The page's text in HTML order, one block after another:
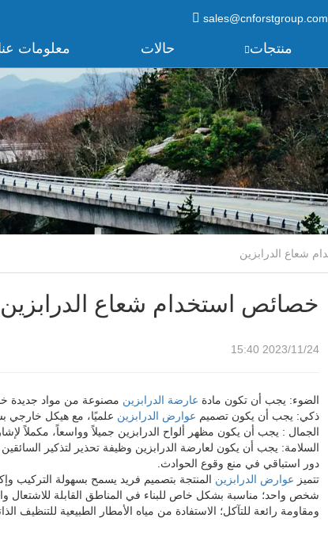
sales@cnforstgroup.com
منتجات حالات معلومات
خصائص استخدام شعاع الدرابزين
2023/11/24 15:40
الضوء: يجب أن تكون مادة عارضة الدرابزين مصنوعة من مواد جديدة
ذكي: يجب أن يكون تصميم عوارض الدرابزين علميًا، مع هيكل خارجي
الجمال : يجب أن يكون مظهر ألواح الدرابزين جميلاً وواسعاً، مكملاً
السلامة: يجب أن يكون لعارضة الدرابزين وظيفة تحذير لتذكير السائقين
دور استباقي في منع وقوع الحوادث.
تتميز عوارض الدرابزين المنتجة بتصميم فريد يسمح بسهولة
شخص واحد؛ مناسبة بشكل خاص للبناء في المناطق القابلة للاشتعال
ومقاومة رائعة للتآكل؛ الاستفادة من مياه الأمطار الطبيعية للتنظيف